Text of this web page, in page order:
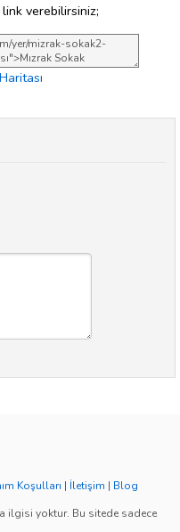
verebilirsiniz;
Koşulları | İletişim | Blog
ilgisi yoktur. Bu sitede sadece